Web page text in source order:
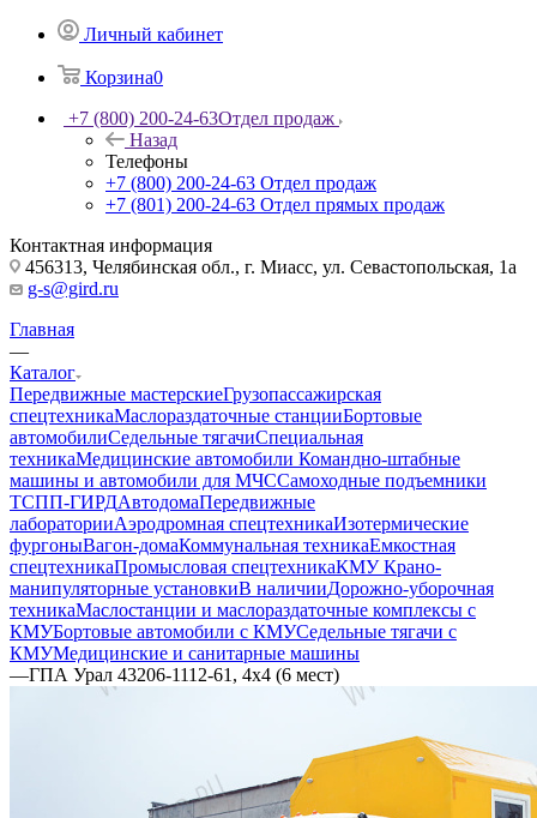
Личный кабинет
Корзина0
+7 (800) 200-24-63Отдел продаж
Назад
Телефоны
+7 (800) 200-24-63 Отдел продаж
+7 (801) 200-24-63 Отдел прямых продаж
Контактная информация
456313, Челябинская обл., г. Миасс, ул. Севастопольская, 1а
g-s@gird.ru
Главная
—
Каталог
Передвижные мастерскиеГрузопассажирская
спецтехникаМаслораздаточные станцииБортовые
автомобилиСедельные тягачиСпециальная
техникаМедицинские автомобили Командно-штабные
машины и автомобили для МЧССамоходные подъемники
ТСПП-ГИРДАвтодомаПередвижные
лабораторииАэродромная спецтехникаИзотермические
фургоныВагон-домаКоммунальная техникаЕмкостная
спецтехникаПромысловая спецтехникаКМУ Крано-
манипуляторные установкиВ наличииДорожно-уборочная
техникаМаслостанции и маслораздаточные комплексы с
КМУБортовые автомобили с КМУСедельные тягачи с
КМУМедицинские и санитарные машины
—ГПА Урал 43206-1112-61, 4х4 (6 мест)